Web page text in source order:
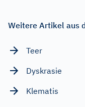
Weitere Artikel aus
Teer
Dyskrasie
Klematis